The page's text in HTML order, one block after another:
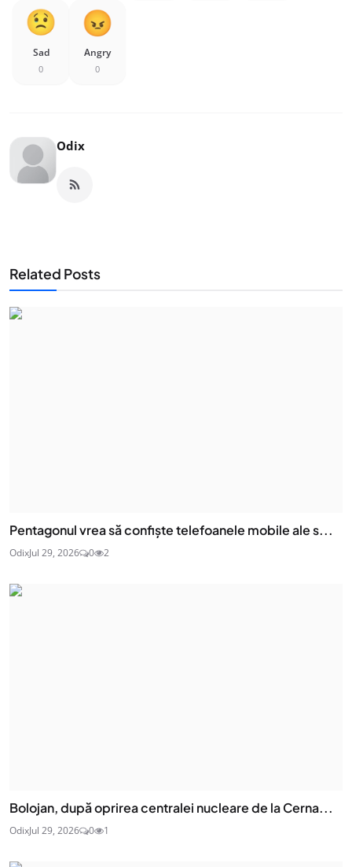
Sad
0
Angry
0
Odix
Related Posts
Pentagonul vrea să confiște telefoanele mobile ale s...
OdixJul 29, 2026 0 2
Bolojan, după oprirea centralei nucleare de la Cerna...
OdixJul 29, 2026 0 1